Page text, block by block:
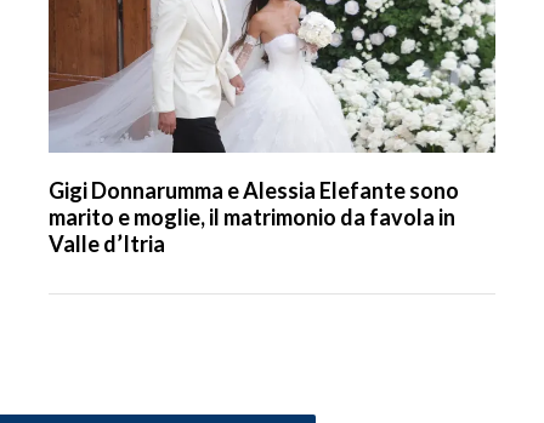
Gigi Donnarumma e Alessia Elefante sono
marito e moglie, il matrimonio da favola in
Valle d’Itria